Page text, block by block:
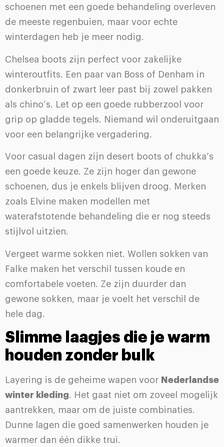
schoenen met een goede behandeling overleven
de meeste regenbuien, maar voor echte
winterdagen heb je meer nodig.
Chelsea boots zijn perfect voor zakelijke
winteroutfits. Een paar van Boss of Denham in
donkerbruin of zwart leer past bij zowel pakken
als chino’s. Let op een goede rubberzool voor
grip op gladde tegels. Niemand wil onderuitgaan
voor een belangrijke vergadering.
Voor casual dagen zijn desert boots of chukka’s
een goede keuze. Ze zijn hoger dan gewone
schoenen, dus je enkels blijven droog. Merken
zoals Elvine maken modellen met
waterafstotende behandeling die er nog steeds
stijlvol uitzien.
Vergeet warme sokken niet. Wollen sokken van
Falke maken het verschil tussen koude en
comfortabele voeten. Ze zijn duurder dan
gewone sokken, maar je voelt het verschil de
hele dag.
Slimme laagjes die je warm
houden zonder bulk
Layering is de geheime wapen voor Nederlandse
winter kleding. Het gaat niet om zoveel mogelijk
aantrekken, maar om de juiste combinaties.
Dunne lagen die goed samenwerken houden je
warmer dan één dikke trui.